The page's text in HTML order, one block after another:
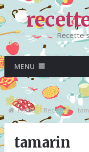
Recette
MENU
Home Recettes
tamarin